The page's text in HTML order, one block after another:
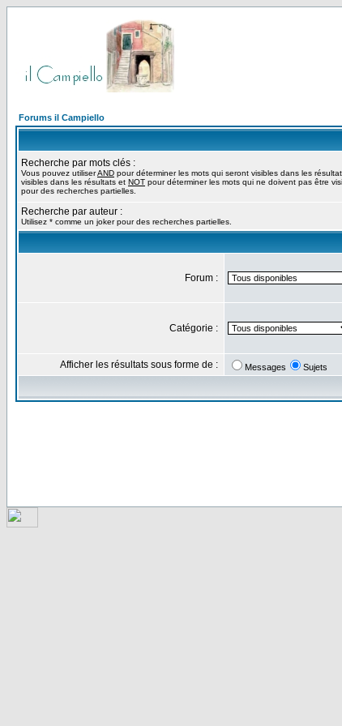
Forums il Campiello
Recherche par mots clés :
Vous pouvez utiliserAND pour déterminer les mots qui seront visibles dans les
visibles dans les résultats et NOT pour déterminer les mots qui ne doivent pas être
pour des recherches partielles.
Recherche par auteur :
Utilisez * comme un joker pour des recherches partielles.
Forum :
Catégorie :
Afficher les résultats sous forme de : Messages Sujets